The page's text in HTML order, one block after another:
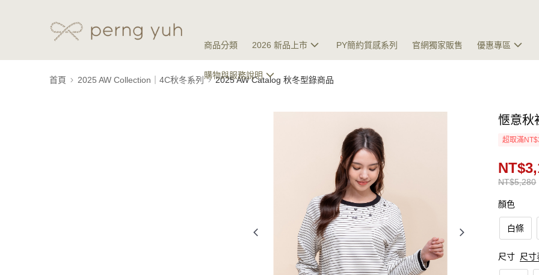
商品分類 2026 新品上市 PY簡約質感系列 官網獨家販售 優惠專區
購物與服務說明
首頁 2025 AW Collection｜4C秋冬系列 2025 AW Catalog 秋冬型錄商品
愜意秋
超取滿
NT$5,280
顏色
白條
尺寸 尺寸